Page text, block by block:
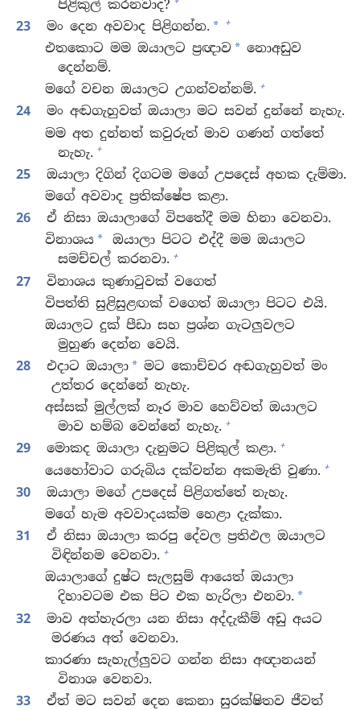
පිළිකුල් කරනවාද?
23 මං දෙන අවවාද පිළිගන්න. * +
එතකොට මම ඔයාලට ප්‍රඥාව * නොඅඩුව
දෙන්නම්.
මගේ වචන ඔයාලට උගන්වන්නම්. +
24
මං අඬගැහුවත් ඔයාලා මට සවන් දුන්නේ නැහැ.
මම අත දුන්නත් කවුරුත් මාව ගණන් ගත්තේ
නැහැ. +
25
ඔයාලා දිගින් දිගටම මගේ උපදෙස් අහක දැම්මා.
මගේ අවවාද ප්‍රතික්ෂේප කළා.
26
ඒ නිසා ඔයාලාගේ විපතේදී මම හිනා වෙනවා.
විනාශය * ඔයාලා පිටට එද්දී මම ඔයාලට
සමච්චල් කරනවා. +
27
විනාශය කුණාටුවක් වගෙත්
විපත්ති සුළිසුළඟක් වගෙත් ඔයාලා පිටට එයි.
ඔයාලට දුක් පීඩා සහ ප්‍රශ්න ගැටලුවලට
මුහුණ දෙන්න වෙයි.
28
එදාට ඔයාලා * මට කොච්චර අඬගැහුවත් මං
උත්තර දෙන්නේ නැහැ.
අස්සක් මුල්ලක් නෑර මාව හෙව්වත් ඔයාලට
මාව හම්බ වෙන්නේ නැහැ. +
29 මොකද ඔයාලා දැනුමට පිළිකුල් කළා. +
යෙහෝවාට ගරුබිය දක්වන්න අකමැති වුණා. +
30
ඔයාලා මගේ උපදෙස් පිළිගත්තේ නැහැ.
මගේ හැම අවවාදයක්ම හෙළා දැක්කා.
31
ඒ නිසා ඔයාලා කරපු දේවල ප්‍රතිඵල ඔයාලට
විඳින්නම වෙනවා. +
ඔයාලාගේ දුෂ්ට සැලසුම් ආයෙත් ඔයාලා
දිහාවටම එක පිට එක හැරිලා එනවා. *
32
මාව අත්හැරලා යන නිසා අද්දැකීම් අඩු අයට
මරණය අත් වෙනවා.
කාරණා සැහැල්ලුවට ගන්න නිසා අඥානයන්
විනාශ වෙනවා.
33
ඒත් මට සවන් දෙන කෙනා සුරක්ෂිතව ජීවත්